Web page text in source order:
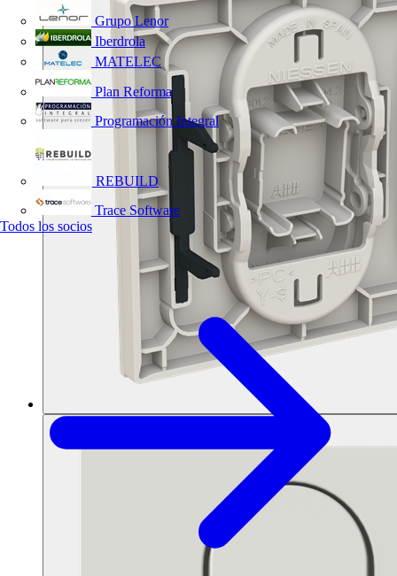
Grupo Lenor
Iberdrola
MATELEC
Plan Reforma
Programación Integral
REBUILD
Trace Software
Todos los socios